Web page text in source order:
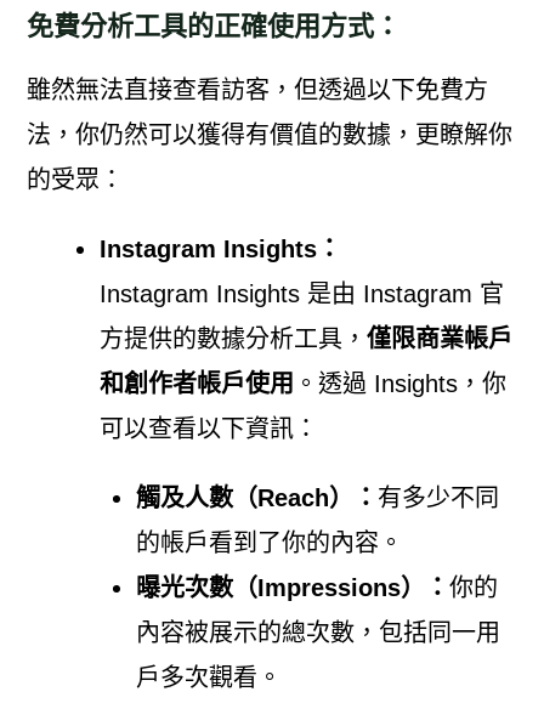
免費分析工具的正確使用方式：
雖然無法直接查看訪客，但透過以下免費方
法，你仍然可以獲得有價值的數據，更瞭解你
的受眾：
Instagram Insights：
Instagram Insights 是由 Instagram 官
方提供的數據分析工具， 僅限商業帳戶
和創作者帳戶使用 。透過 Insights，你
可以查看以下資訊：
觸及人數（Reach）： 有多少不同
的帳戶看到了你的內容。
曝光次數（Impressions）： 你的
內容被展示的總次數，包括同一用
戶多次觀看。